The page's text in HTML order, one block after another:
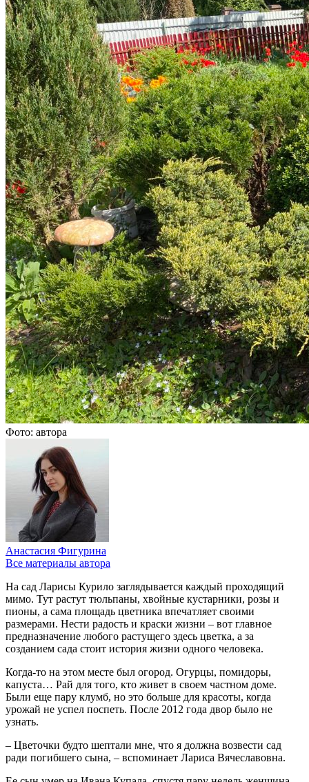
Фото: автора
Анастасия Фигурина
Все материалы автора
На сад Ларисы Курило заглядывается каждый проходящий
мимо. Тут растут тюльпаны, хвойные кустарники, розы и
пионы, а сама площадь цветника впечатляет своими
размерами. Нести радость и краски жизни – вот главное
предназначение любого растущего здесь цветка, а за
созданием сада стоит история жизни одного человека.
Когда-то на этом месте был огород. Огурцы, помидоры,
капуста… Рай для того, кто живет в своем частном доме.
Были еще пару клумб, но это больше для красоты, когда
урожай не успел поспеть. После 2012 года двор было не
узнать.
– Цветочки будто шептали мне, что я должна возвести сад
ради погибшего сына, – вспоминает Лариса Вячеславовна.